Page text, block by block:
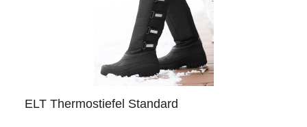
ELT Thermostiefel Standard